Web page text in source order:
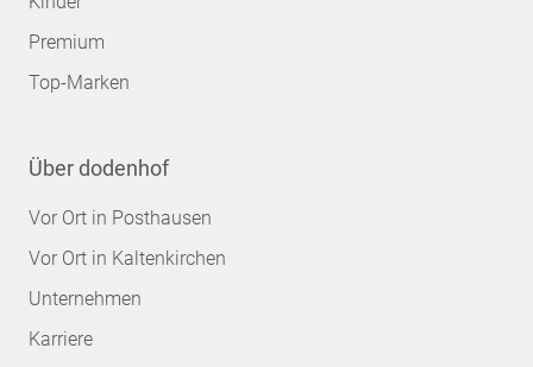
Premium
Top-Marken
Über dodenhof
Vor Ort in Posthausen
Vor Ort in Kaltenkirchen
Unternehmen
Karriere